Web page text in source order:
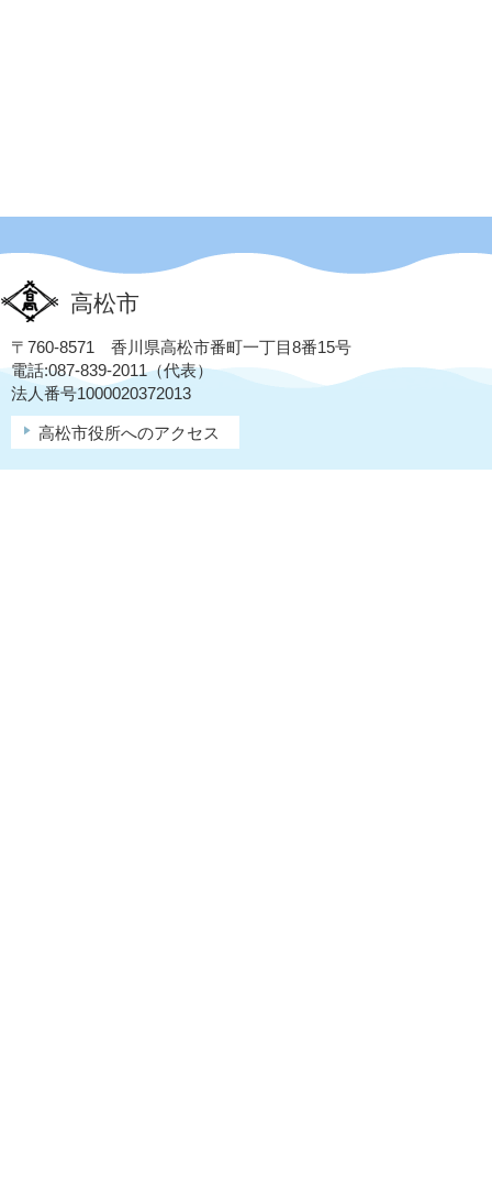
高松市
〒760-8571 香川県高松市番町一丁目8番15号
電話:087-839-2011（代表）
法人番号1000020372013
高松市役所へのアクセス